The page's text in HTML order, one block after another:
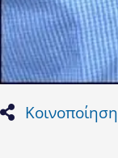
Κοινοποίηση